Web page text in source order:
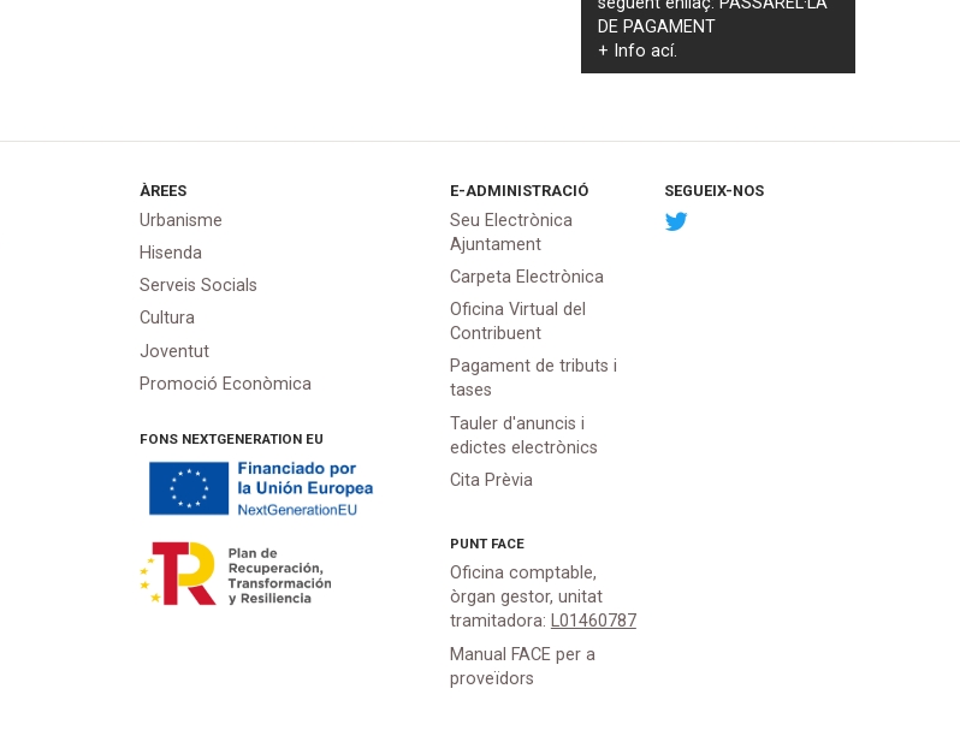
DE PAGAMENT
+ Infoací.
ÀREES
Urbanisme
Hisenda
Serveis Socials
Cultura
Joventut
Promoció Econòmica
FONS NEXTGENERATION EU
E-ADMINISTRACIÓ
Seu Electrònica
Ajuntament
Carpeta Electrònica
Oficina Virtual del
Contribuent
Pagament de tributs i
tases
Tauler d'anuncis i
edictes electrònics
Cita Prèvia
PUNT FACE
Oficina comptable,
òrgan gestor, unitat
tramitadora: L01460787
Manual FACE per a
proveïdors
SEGUEIX-NOS